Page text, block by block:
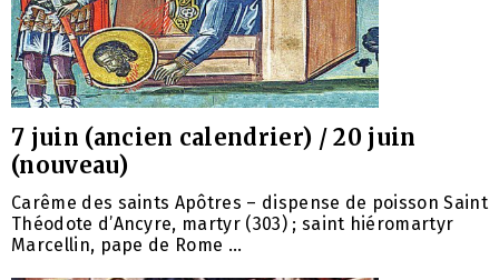
7 juin (ancien calendrier) / 20 juin
(nouveau)
Carême des saints Apôtres – dispense de poisson Saint
Théodote d’Ancyre, martyr (303) ; saint hiéromartyr
Marcellin, pape de Rome ...